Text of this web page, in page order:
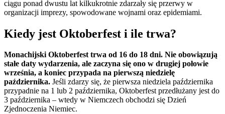
ciągu ponad dwustu lat kilkukrotnie zdarzały się przerwy w
organizacji imprezy, spowodowane wojnami oraz epidemiami.
Kiedy jest Oktoberfest i ile trwa?
Monachijski Oktoberfest trwa od 16 do 18 dni. Nie obowiązują
stałe daty wydarzenia, ale zaczyna się ono w drugiej połowie
września, a koniec przypada na pierwszą niedzielę
października. Jeśli zdarzy się, że pierwsza niedziela października
przypadnie na 1 lub 2 października, Oktoberfest przedłużany jest do
3 października – wtedy w Niemczech obchodzi się Dzień
Zjednoczenia Niemiec.